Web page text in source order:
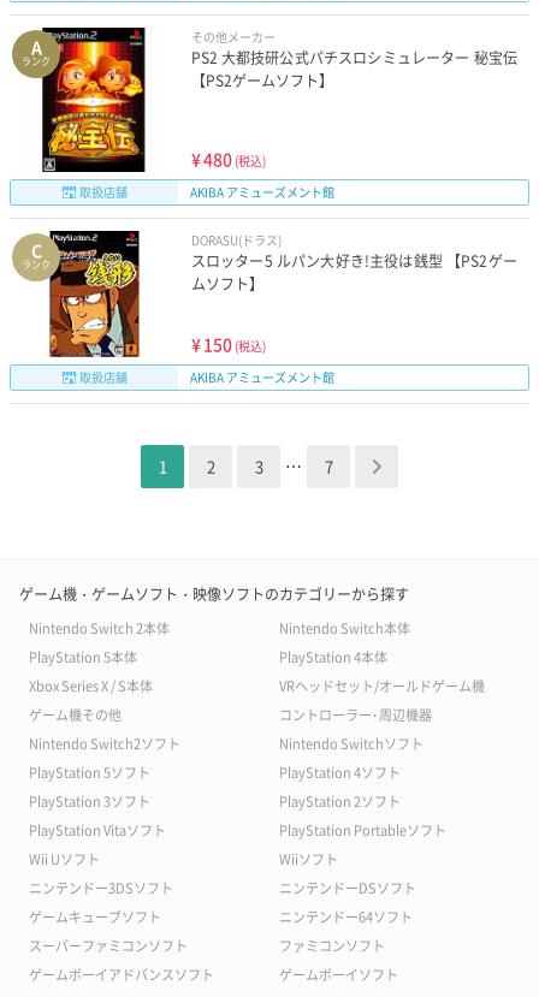
A
ランク
その他メーカー
PS2 大都技研公式パチスロシミュレーター 秘宝伝
【PS2ゲームソフト】
¥480 (税込)
取扱店舗
AKIBA アミューズメント館
C
ランク
DORASU(ドラス)
スロッター5 ルパン大好き!主役は銭型 【PS2ゲー
ムソフト】
¥150 (税込)
取扱店舗
AKIBA アミューズメント館
1 2 3 … 7 ＞
ゲーム機・ゲームソフト・映像ソフトのカテゴリーから探す
Nintendo Switch 2本体
Nintendo Switch本体
PlayStation 5本体
PlayStation 4本体
Xbox Series X / S本体
VRヘッドセット/オールドゲーム機
ゲーム機その他
コントローラー･周辺機器
Nintendo Switch2ソフト
Nintendo Switchソフト
PlayStation 5ソフト
PlayStation 4ソフト
PlayStation 3ソフト
PlayStation 2ソフト
PlayStation Vitaソフト
PlayStation Portableソフト
Wii Uソフト
Wiiソフト
ニンテンドー3DSソフト
ニンテンドーDSソフト
ゲームキューブソフト
ニンテンドー64ソフト
スーパーファミコンソフト
ファミコンソフト
ゲームボーイアドバンスソフト
ゲームボーイソフト